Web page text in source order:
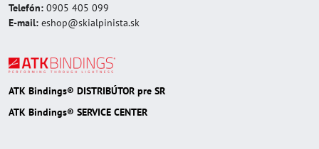
Telefón: 0905 405 099
E-mail: eshop@skialpinista.sk
ATK Bindings® DISTRIBÚTOR pre SR
ATK Bindings® SERVICE CENTER